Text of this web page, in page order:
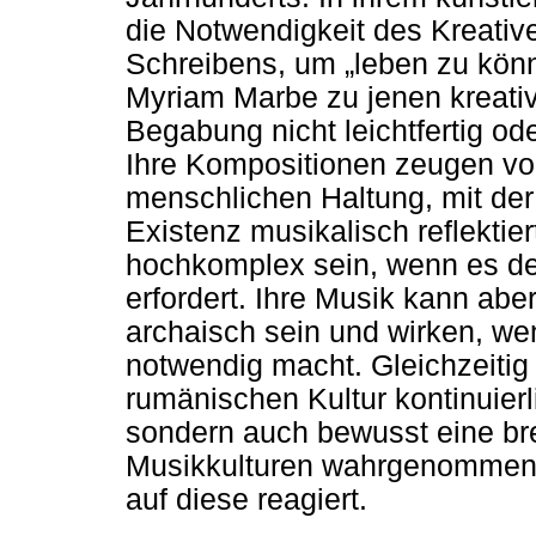
die Notwendigkeit des
Schreibens, um „leben zu
Myriam Marbe zu jenen
Begabung nicht leichtfertig
Ihre Kompositionen zeugen
menschlichen Haltung, mit
Existenz musikalisch
hochkomplex sein, wenn es
erfordert. Ihre Musik kann
archaisch sein und wirken,
notwendig macht.
rumänischen Kultur
sondern auch bewusst eine
Musikkulturen
auf diese reagiert.